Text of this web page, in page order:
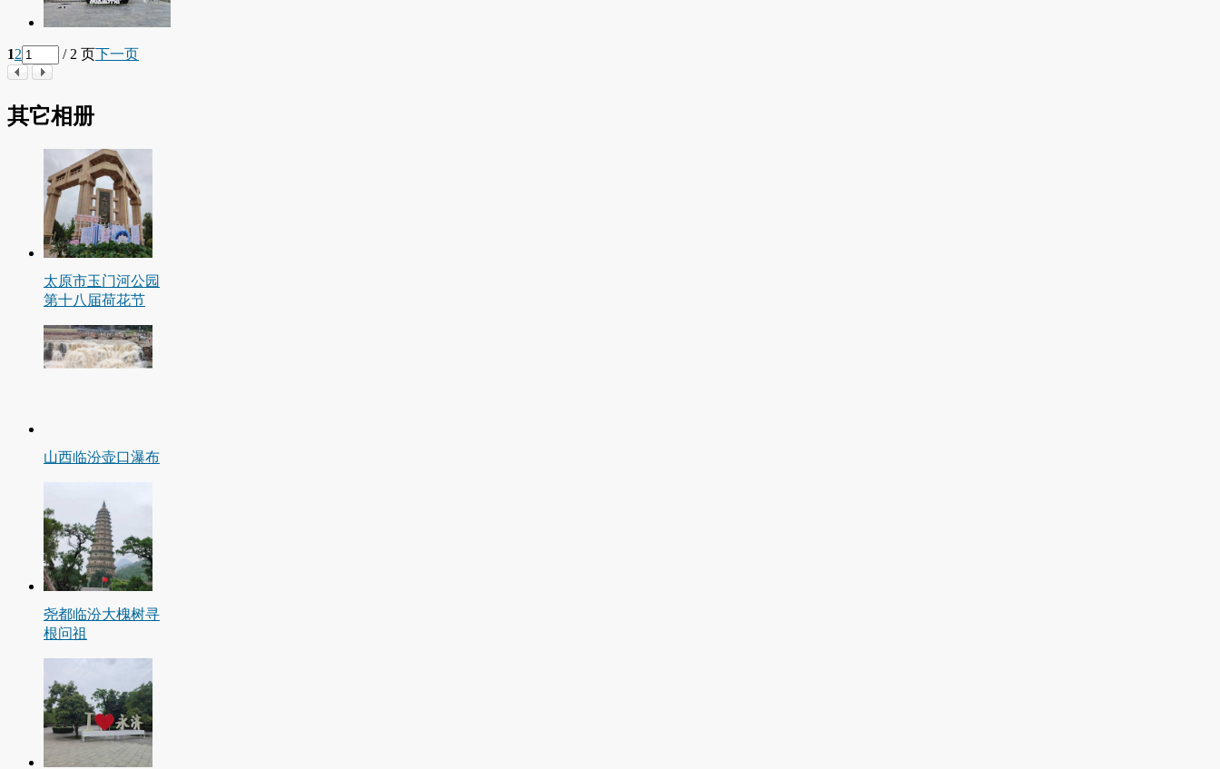
12 / 2 页下一页
其它相册
太原市玉门河公园
第十八届荷花节
山西临汾壶口瀑布
尧都临汾大槐树寻
根问祖